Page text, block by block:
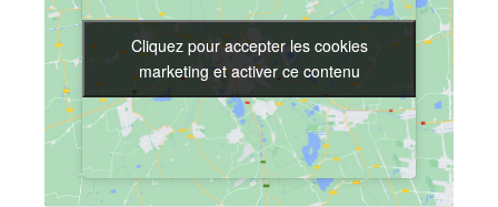
Cliquez pour accepter les cookies
marketing et activer ce contenu
Cliquez pour accepter les cookies
marketing et activer ce contenu